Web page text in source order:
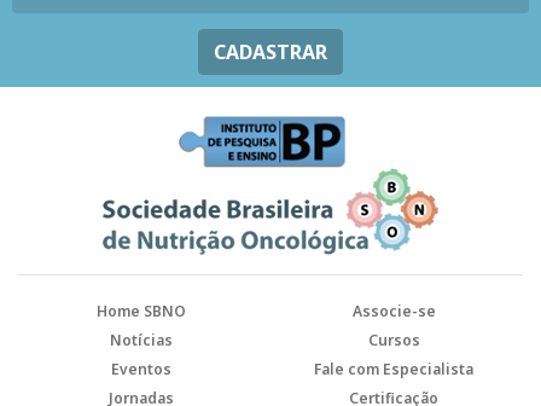
CADASTRAR
Home SBNO
Associe-se
Notícias
Cursos
Eventos
Fale com Especialista
Jornadas
Certificação